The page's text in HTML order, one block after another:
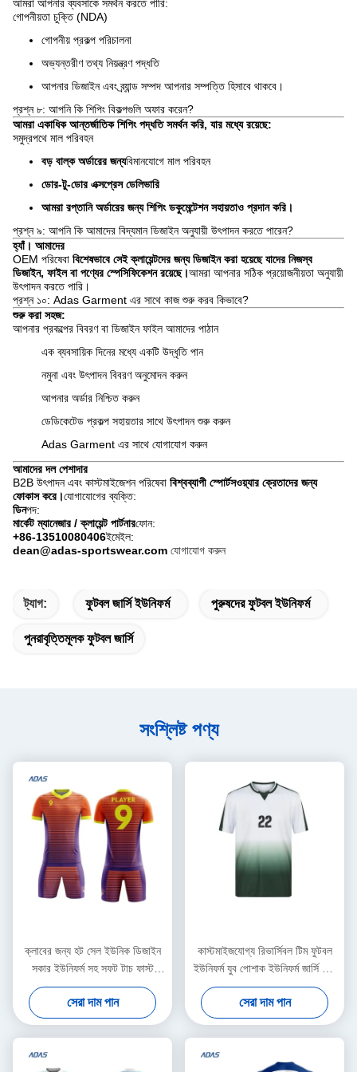
আমরা আপনার ব্যবসাকে সমর্থন করতে পারি:
গোপনীয়তা চুক্তি (NDA)
গোপনীয় প্রকল্প পরিচালনা
অভ্যন্তরীণ তথ্য নিয়ন্ত্রণ পদ্ধতি
আপনার ডিজাইন এবং ব্র্যান্ড সম্পদ আপনার সম্পত্তি হিসাবে থাকবে।
প্রশ্ন ৮: আপনি কি শিপিং বিকল্পগুলি অফার করেন?
আমরা একাধিক আন্তর্জাতিক শিপিং পদ্ধতি সমর্থন করি, যার মধ্যে রয়েছে:
সমুদ্রপথে মাল পরিবহন
বড় বাল্ক অর্ডারের জন্যবিমানযোগে মাল পরিবহন
ডোর-টু-ডোর এক্সপ্রেস ডেলিভারি
আমরা রপ্তানি অর্ডারের জন্য শিপিং ডকুমেন্টেশন সহায়তাও প্রদান করি।
প্রশ্ন ৯: আপনি কি আমাদের বিদ্যমান ডিজাইন অনুযায়ী উৎপাদন করতে পারেন?
হ্যাঁ। আমাদের
OEM পরিষেবা বিশেষভাবে সেই ক্লায়েন্টদের জন্য ডিজাইন করা হয়েছে যাদের নিজস্ব
ডিজাইন, ফাইল বা পণ্যের স্পেসিফিকেশন রয়েছে।আমরা আপনার সঠিক প্রয়োজনীয়তা অনুযায়ী
উৎপাদন করতে পারি।
প্রশ্ন ১০: Adas Garment এর সাথে কাজ শুরু করব কিভাবে?
শুরু করা সহজ:
আপনার প্রকল্পের বিবরণ বা ডিজাইন ফাইল আমাদের পাঠান
এক ব্যবসায়িক দিনের মধ্যে একটি উদ্ধৃতি পান
নমুনা এবং উৎপাদন বিবরণ অনুমোদন করুন
আপনার অর্ডার নিশ্চিত করুন
ডেডিকেটেড প্রকল্প সহায়তার সাথে উৎপাদন শুরু করুন
Adas Garment এর সাথে যোগাযোগ করুন
আমাদের দল পেশাদার
B2B উৎপাদন এবং কাস্টমাইজেশন পরিষেবা বিশ্বব্যাপী স্পোর্টসওয়্যার ক্রেতাদের জন্য
ফোকাস করে।যোগাযোগের ব্যক্তি:
ডিনপদ:
মার্কেট ম্যানেজার / ক্লায়েন্ট পার্টনারফোন:
+86-13510080406ইমেইল:
dean@adas-sportswear.com যোগাযোগ করুন
ট্যাগ: ফুটবল জার্সি ইউনিফর্ম পুরুষদের ফুটবল ইউনিফর্ম
পুনরাবৃত্তিমূলক ফুটবল জার্সি
সংশ্লিষ্ট পণ্য
ক্লাবের জন্য হট সেল ইউনিক ডিজাইন
সকার ইউনিফর্ম সহ সফট টাচ ফাস্ট
ডেলিভারি ফুটবল শার্ট
সেরা দাম পান
কাস্টমাইজযোগ্য রিভার্সিবল টিম ফুটবল
ইউনিফর্ম যুব পোশাক ইউনিফর্ম জার্সি সেট
ফুটবল পোশাক
সেরা দাম পান